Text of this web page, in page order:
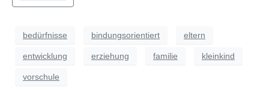
bedürfnisse bindungsorientiert eltern
entwicklung erziehung familie kleinkind
vorschule